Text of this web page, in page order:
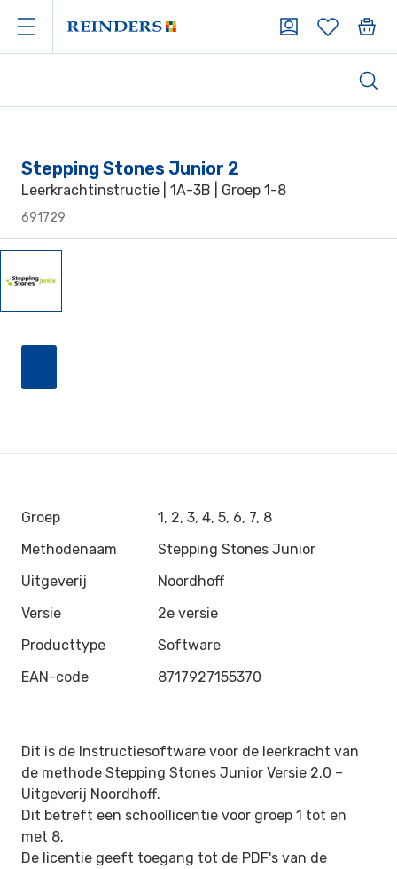
Stepping Stones Junior 2
Leerkrachtinstructie | 1A-3B | Groep 1-8
691729
Groep
1, 2, 3, 4, 5, 6, 7, 8
Methodenaam
Stepping Stones Junior
Uitgeverij
Noordhoff
Versie
2e versie
Producttype
Software
EAN-code
8717927155370
Dit is de Instructiesoftware voor de leerkracht van
de methode Stepping Stones Junior Versie 2.0 –
Uitgeverij Noordhoff.
Dit betreft een schoollicentie voor groep 1 tot en
met 8.
De licentie geeft toegang tot de PDF's van de